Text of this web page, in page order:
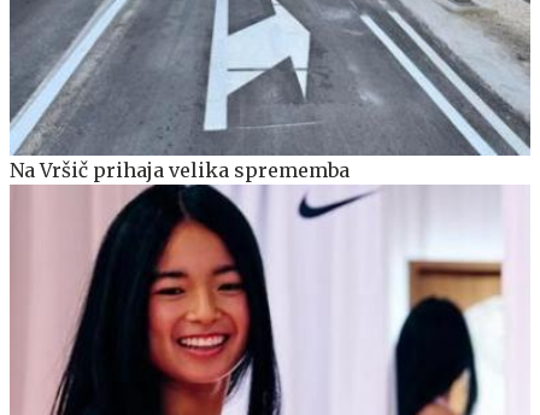
Na Vršič prihaja velika sprememba